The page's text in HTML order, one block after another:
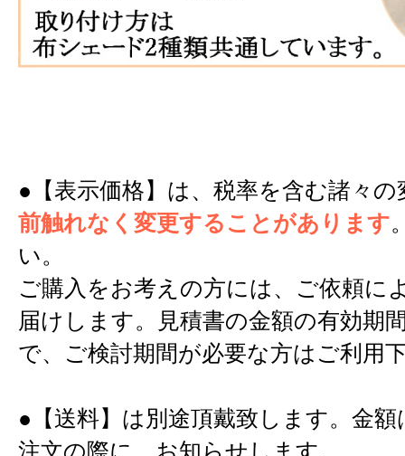
●【表示価格】は、税率を含む諸々
前触れなく変更することがあります
い。
ご購入をお考えの方には、ご依頼に
届けします。見積書の金額の有効期
で、ご検討期間が必要な方はご利用
●【送料】は別途頂戴致します。金
注文の際に、お知らせします。